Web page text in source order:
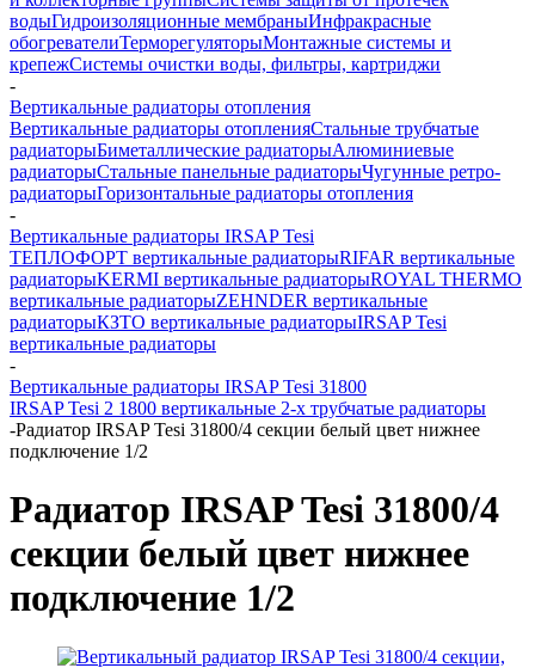
водыГидроизоляционные мембраныИнфракрасные
обогревателиТерморегуляторыМонтажные системы и
крепежСистемы очистки воды, фильтры, картриджи
-
Вертикальные радиаторы отопления
Вертикальные радиаторы отопленияСтальные трубчатые
радиаторыБиметаллические радиаторыАлюминиевые
радиаторыСтальные панельные радиаторыЧугунные ретро-
радиаторыГоризонтальные радиаторы отопления
-
Вертикальные радиаторы IRSAP Tesi
ТЕПЛОФОРТ вертикальные радиаторыRIFAR вертикальные
радиаторыKERMI вертикальные радиаторыROYAL THERMO
вертикальные радиаторыZEHNDER вертикальные
радиаторыКЗТО вертикальные радиаторыIRSAP Tesi
вертикальные радиаторы
-
Вертикальные радиаторы IRSAP Tesi 31800
IRSAP Tesi 2 1800 вертикальные 2-х трубчатые радиаторы
-Радиатор IRSAP Tesi 31800/4 секции белый цвет нижнее
подключение 1/2
Радиатор IRSAP Tesi 31800/4
секции белый цвет нижнее
подключение 1/2